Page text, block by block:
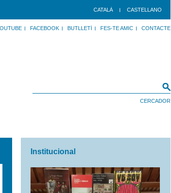
CATALÀ CASTELLANO
FACEBOOK BUTLLETÍ FES-TE AMIC CONTACTE
Institucional